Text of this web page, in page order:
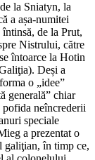
la Sniatyn, la
a așa-numitei
de la Prut,
Nistrului, către
întoarce la Hotin
Deși a
o „idee”
generală” chiar
pofida neîncrederii
speciale
a prezentat o
galiţian, în timp ce,